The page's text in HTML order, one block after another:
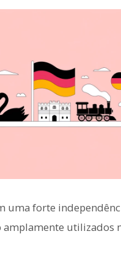
uma forte
amplamente utilizados